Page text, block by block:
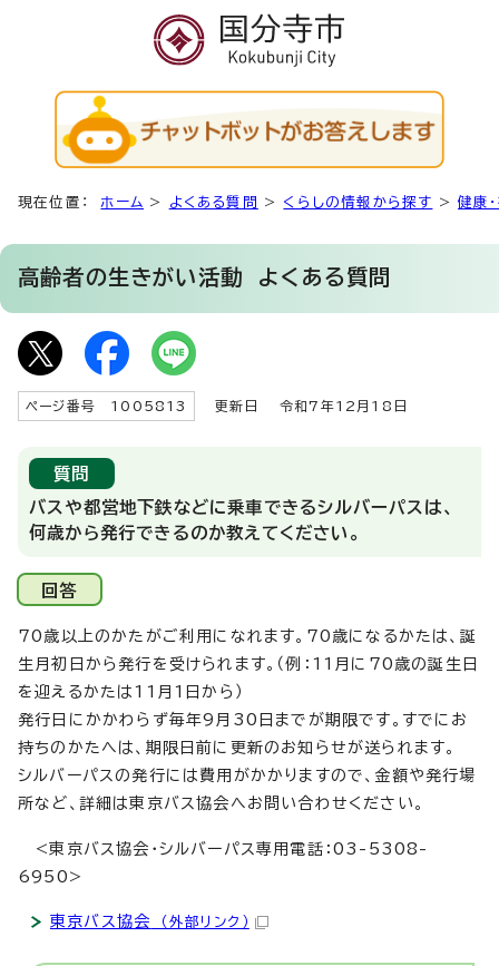
現在位置： ホーム > よくある質問 > くらしの情報から探す >健康
高齢者の生きがい活動 よくある質問
ページ番号 1005813 更新日 令和7年12月18日
質問
バスや都営地下鉄などに乗車できるシルバーパスは、
何歳から発行できるのか教えてください。
回答
70歳以上のかたがご利用になれます。70歳になるかたは、誕
生月初日から発行を受けられます。（例：11月に70歳の誕生日
を迎えるかたは11月1日から）
発行日にかかわらず毎年9月30日までが期限です。すでにお
持ちのかたへは、期限日前に更新のお知らせが送られます。
シルバーパスの発行には費用がかかりますので、金額や発行場
所など、詳細は東京バス協会へお問い合わせください。
<東京バス協会・シルバーパス専用電話：03-5308-
6950>
東京バス協会 （外部リンク）